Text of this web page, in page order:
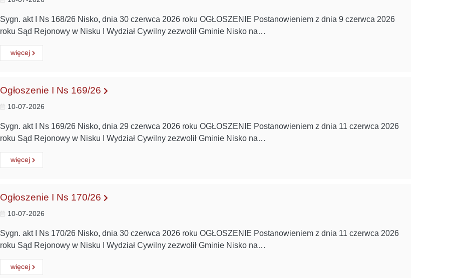
Sygn. akt I Ns 168/26 Nisko, dnia 30 czerwca 2026 roku OGŁOSZENIE Postanowieniem z dnia 9 czerwca 2026
roku Sąd Rejonowy w Nisku I Wydział Cywilny zezwolił Gminie Nisko na…
Czytaj
więcejo:
Ogłoszenie I Ns 169/26
10-07-2026
Sygn. akt I Ns 169/26 Nisko, dnia 29 czerwca 2026 roku OGŁOSZENIE Postanowieniem z dnia 11 czerwca 2026
roku Sąd Rejonowy w Nisku I Wydział Cywilny zezwolił Gminie Nisko na…
Czytaj
więcejo:
Ogłoszenie I Ns 170/26
10-07-2026
Sygn. akt I Ns 170/26 Nisko, dnia 30 czerwca 2026 roku OGŁOSZENIE Postanowieniem z dnia 11 czerwca 2026
roku Sąd Rejonowy w Nisku I Wydział Cywilny zezwolił Gminie Nisko na…
Czytaj
więcejo: